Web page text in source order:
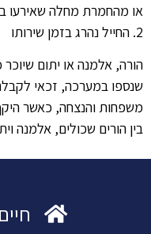
או מהחמרת מחלה שאירעו
2. החייל נהרג בזמן שירותו
הורה, אלמנה או יתום
שנספו במערכה, זכאי
משפחות והנצחה, כאשר
בין הורים שכולים, אלמנה